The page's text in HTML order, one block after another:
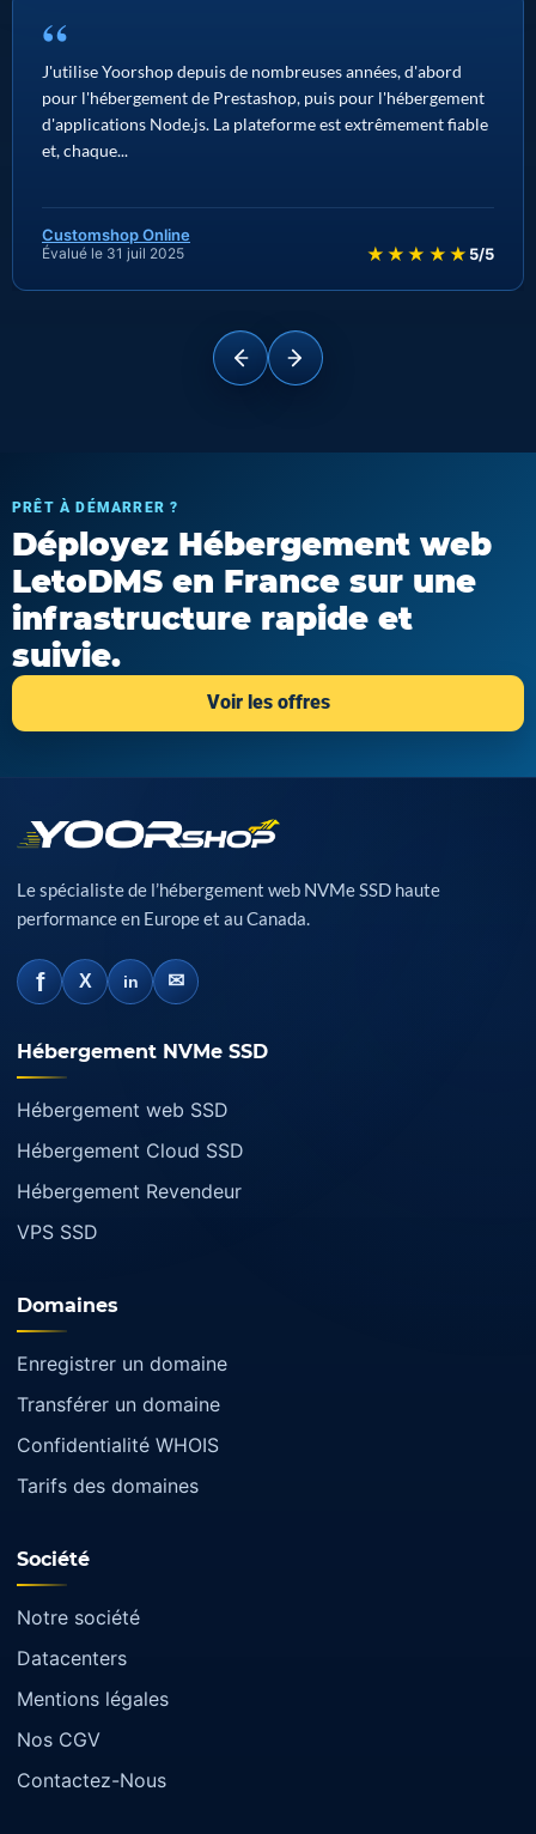
“
J'utilise Yoorshop depuis de nombreuses années, d'abord
pour l'hébergement de Prestashop, puis pour l'hébergement
d'applications Node.js. La plateforme est extrêmement fiable
et, chaque...
Customshop Online
Évalué le 31 juil 2025 ★★★★★ 5/5
PRÊT À DÉMARRER ?
Déployez Hébergement web
LetoDMS en France sur une
infrastructure rapide et
suivie.
Voir les offres
Le spécialiste de l’hébergement web NVMe SSD haute
performance en Europe et au Canada.
f X in ✉
Hébergement NVMe SSD
Hébergement web SSD
Hébergement Cloud SSD
Hébergement Revendeur
VPS SSD
Domaines
Enregistrer un domaine
Transférer un domaine
Confidentialité WHOIS
Tarifs des domaines
Société
Notre société
Datacenters
Mentions légales
Nos CGV
Contactez-Nous